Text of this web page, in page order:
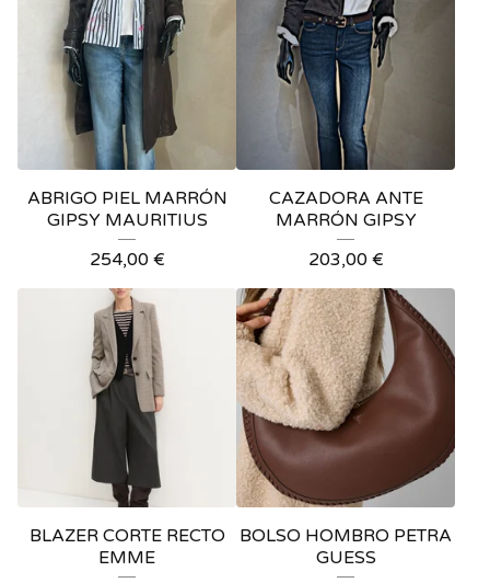
ABRIGO PIEL MARRÓN
GIPSY MAURITIUS
254,00 €
CAZADORA ANTE
MARRÓN GIPSY
203,00 €
BLAZER CORTE RECTO
EMME
BOLSO HOMBRO PETRA
GUESS